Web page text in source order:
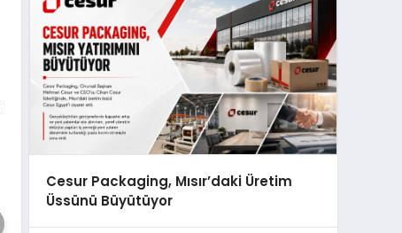
Cesur Packaging, Mısır’daki Üretim
Üssünü Büyütüyor